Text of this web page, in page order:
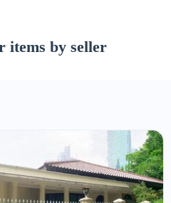
items by seller